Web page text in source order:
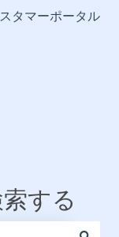
タマーポータル
する